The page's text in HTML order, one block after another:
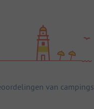
van campings